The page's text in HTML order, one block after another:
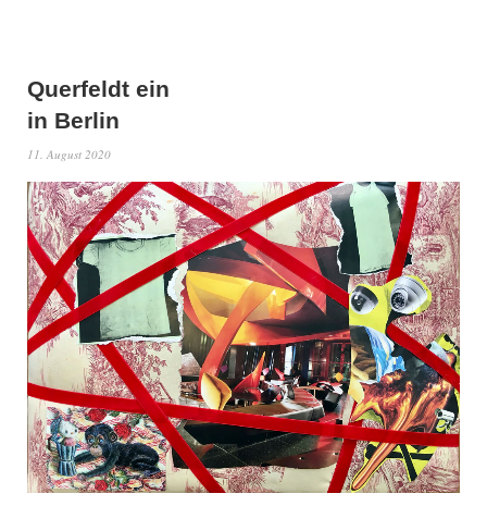
Querfeldt ein
in Berlin
11. August 2020